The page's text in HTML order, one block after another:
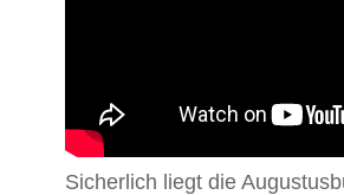
Sicherlich liegt die